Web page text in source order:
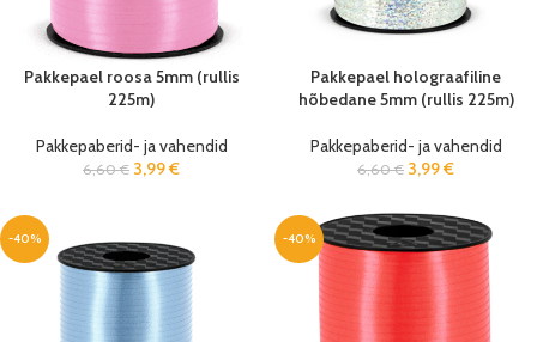
Pakkepael roosa 5mm (rullis
225m)
Pakkepaberid- ja vahendid
6,60€ 3,99€
Pakkepael holograafiline
hõbedane 5mm (rullis 225m)
Pakkepaberid- ja vahendid
6,60€ 3,99€
-40% -40%